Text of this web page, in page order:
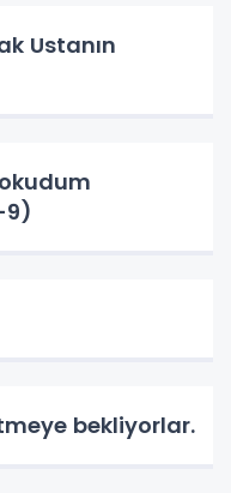
Ustanın
9)
bekliyorlar.